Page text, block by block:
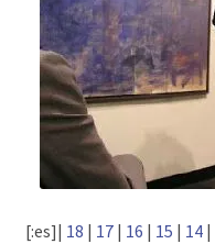
[:es]| 18 | 17| 16 | 15 | 14|